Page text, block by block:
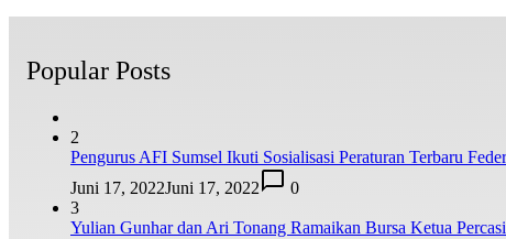
Popular Posts
2
Pengurus AFI Sumsel Ikuti Sosialisasi Peraturan Terbaru
Juni 17, 2022Juni 17, 2022
0
3
Yulian Gunhar dan Ari Tonang Ramaikan Bursa Ketua